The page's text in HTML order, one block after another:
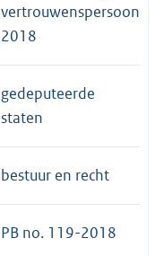
vertrouwenspersoon
2018
gedeputeerde
staten
bestuur en recht
PB no. 119-2018